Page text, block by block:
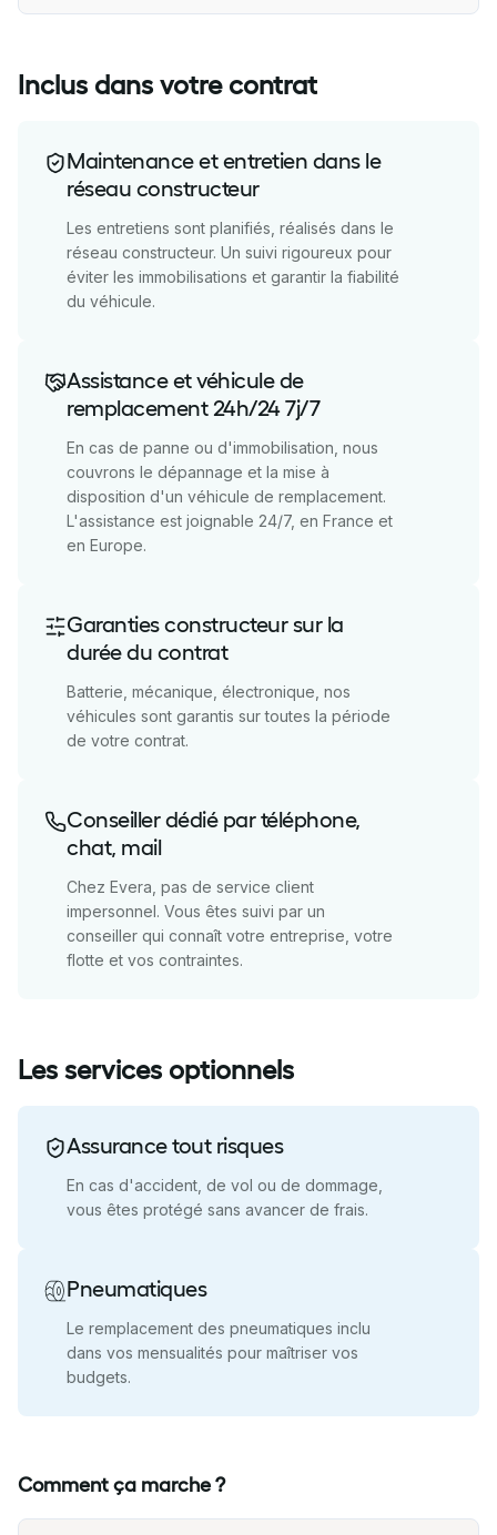
Inclus dans votre contrat
Maintenance et entretien dans le
réseau constructeur
Les entretiens sont planifiés, réalisés dans le
réseau constructeur. Un suivi rigoureux pour
éviter les immobilisations et garantir la fiabilité
du véhicule.
Assistance et véhicule de
remplacement 24h/24 7j/7
En cas de panne ou d'immobilisation, nous
couvrons le dépannage et la mise à
disposition d'un véhicule de remplacement.
L'assistance est joignable 24/7, en France et
en Europe.
Garanties constructeur sur la
durée du contrat
Batterie, mécanique, électronique, nos
véhicules sont garantis sur toutes la période
de votre contrat.
Conseiller dédié par téléphone,
chat, mail
Chez Evera, pas de service client
impersonnel. Vous êtes suivi par un
conseiller qui connaît votre entreprise, votre
flotte et vos contraintes.
Les services optionnels
Assurance tout risques
En cas d'accident, de vol ou de dommage,
vous êtes protégé sans avancer de frais.
Pneumatiques
Le remplacement des pneumatiques inclu
dans vos mensualités pour maîtriser vos
budgets.
Comment ça marche ?